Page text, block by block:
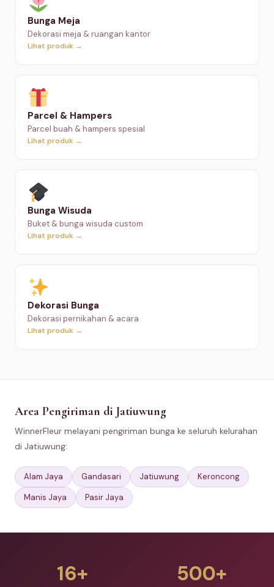
Bunga Meja
Dekorasi meja & ruangan kantor
Lihat produk →
Parcel & Hampers
Parcel buah & hampers spesial
Lihat produk →
Bunga Wisuda
Buket & bunga wisuda custom
Lihat produk →
Dekorasi Bunga
Dekorasi pernikahan & acara
Lihat produk →
Area Pengiriman di Jatiuwung
WinnerFleur melayani pengiriman bunga ke seluruh kelurahan
di Jatiuwung:
Alam Jaya Gandasari Jatiuwung
Keroncong
Manis Jaya
Pasir Jaya
16+ 500+